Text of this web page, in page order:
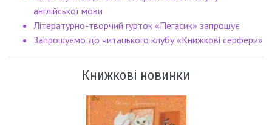
англійської мови
Літературно-творчий гурток «Пегасик» запрошує
Запрошуємо до читацького клубу «Книжкові серфери»
Книжкові новинки